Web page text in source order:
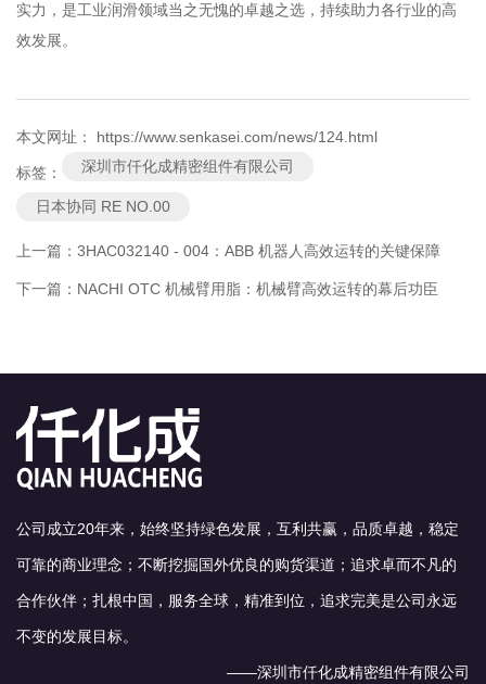
实力，是工业润滑领域当之无愧的卓越之选，持续助力各行业的高
效发展。
本文网址： https://www.senkasei.com/news/124.html
标签： 深圳市仟化成精密组件有限公司
日本协同 RE NO.00
上一篇： 3HAC032140 - 004：ABB 机器人高效运转的关键保障
下一篇： NACHI OTC 机械臂用脂：机械臂高效运转的幕后功臣
公司成立20年来，始终坚持绿色发展，互利共赢，品质卓越，稳定
可靠的商业理念；不断挖掘国外优良的购货渠道；追求卓而不凡的
合作伙伴；扎根中国，服务全球，精准到位，追求完美是公司永远
不变的发展目标。
——深圳市仟化成精密组件有限公司